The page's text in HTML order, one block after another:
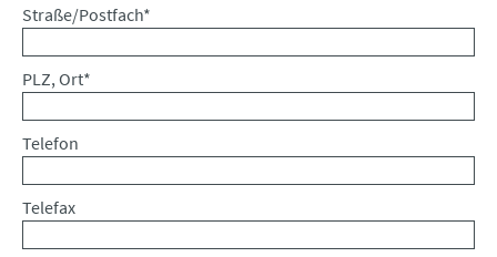
Pflichtfeld
Straße/Postfach*
Pflichtfeld
PLZ, Ort*
Telefon
Telefax